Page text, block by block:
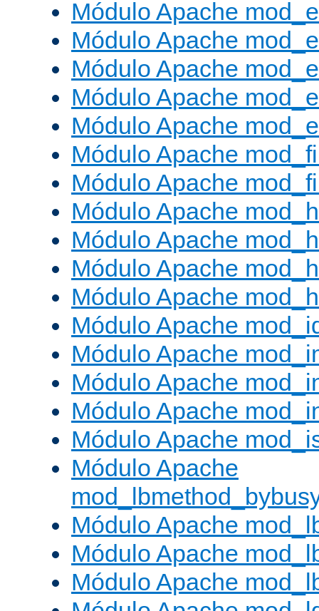
Módulo Apache
Módulo Apache
Módulo Apache
Módulo Apache
Módulo Apache
Módulo Apache
Módulo Apache
Módulo Apache
Módulo Apache
Módulo Apache
Módulo Apache
Módulo Apache
Módulo Apache
Módulo Apache
Módulo Apache
Módulo Apache
Módulo Apache
Módulo Apache
Módulo Apache
Módulo Apache